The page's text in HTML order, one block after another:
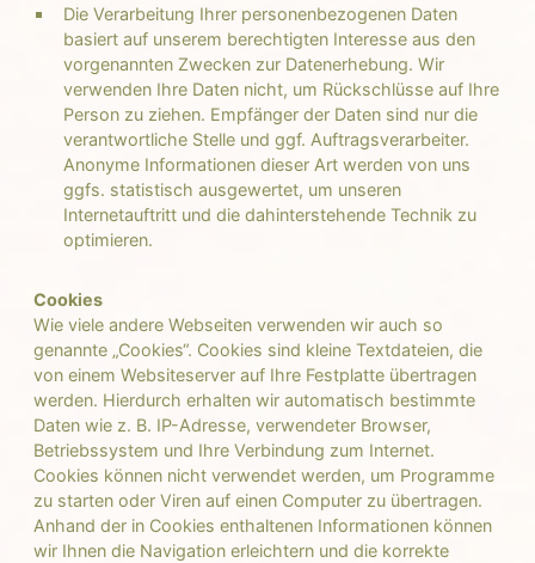
Die Verarbeitung Ihrer personenbezogenen Daten
basiert auf unserem berechtigten Interesse aus den
vorgenannten Zwecken zur Datenerhebung. Wir
verwenden Ihre Daten nicht, um Rückschlüsse auf Ihre
Person zu ziehen. Empfänger der Daten sind nur die
verantwortliche Stelle und ggf. Auftragsverarbeiter.
Anonyme Informationen dieser Art werden von uns
ggfs. statistisch ausgewertet, um unseren
Internetauftritt und die dahinterstehende Technik zu
optimieren.
Cookies
Wie viele andere Webseiten verwenden wir auch so
genannte „Cookies“. Cookies sind kleine Textdateien, die
von einem Websiteserver auf Ihre Festplatte übertragen
werden. Hierdurch erhalten wir automatisch bestimmte
Daten wie z. B. IP-Adresse, verwendeter Browser,
Betriebssystem und Ihre Verbindung zum Internet.
Cookies können nicht verwendet werden, um Programme
zu starten oder Viren auf einen Computer zu übertragen.
Anhand der in Cookies enthaltenen Informationen können
wir Ihnen die Navigation erleichtern und die korrekte